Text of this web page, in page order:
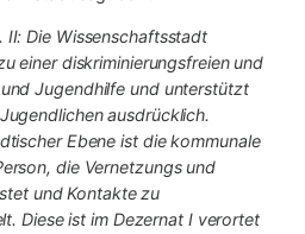
Die Wissenschaftsstadt
einer diskriminierungsfreien und
Jugendhilfe und unterstützt
ausdrücklich.
Ebene ist die kommunale
die Vernetzungs und
und Kontakte zu
Diese ist im Dezernat I verortet